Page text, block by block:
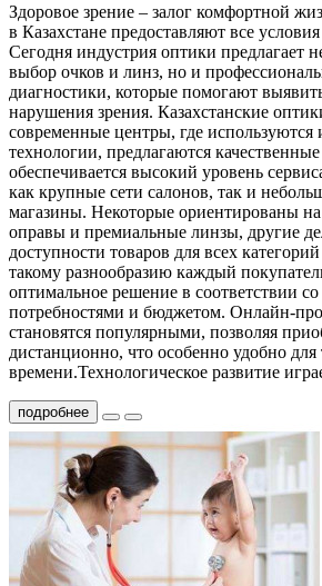
Здоровое зрение – залог комфортной
в Казахстане предоставляют все
Сегодня индустрия оптики предлагает
выбор очков и линз, но и
диагностики, которые помогают
нарушения зрения. Казахстанские
современные центры, где
технологии, предлагаются
обеспечивается высокий уровень
как крупные сети салонов, так и
магазины. Некоторые ориентированы
оправы и премиальные линзы, другие
доступности товаров для всех
такому разнообразию каждый
оптимальное решение в соответствии
потребностями и бюджетом. Онлайн-
становятся популярными, позволяя
дистанционно, что особенно удобно для
времени.Технологическое развитие
подробнее